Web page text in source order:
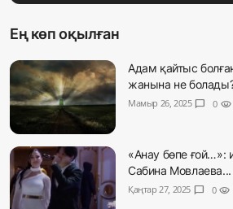
Ең көп оқылған
Адам қайтыс
жанына не
Мамыр 26, 2025 chat_bubble 0 visibility
«Анау бөпе ғой…»:
Сабина Мовлаева...
Қаңтар 27, 2025 chat_bubble 0 visibility